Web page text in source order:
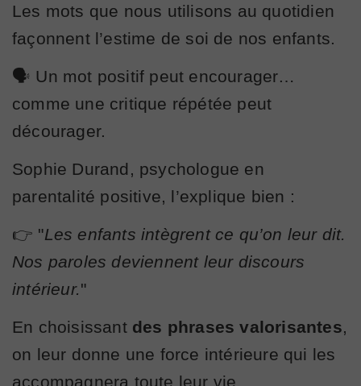
Les mots que nous utilisons au quotidien
façonnent l’estime de soi de nos enfants.
🗣️ Un mot positif peut encourager…
comme une critique répétée peut
décourager.
Sophie Durand, psychologue en
parentalité positive, l’explique bien :
👉 "Les enfants intègrent ce qu’on leur dit.
Nos paroles deviennent leur discours
intérieur."
En choisissant des phrases valorisantes,
on leur donne une force intérieure qui les
accompagnera toute leur vie.